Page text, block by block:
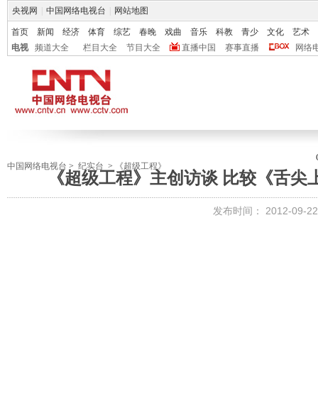
央视网 中国网络电视台 网站地图
首页 新闻 经济 体育 综艺 春晚 戏曲 音乐 科教 青少 文化
艺术
电视
频道大全 栏目大全 节目大全 直播中国 赛事直播 网络
中国网络电视台 > 纪实台 > 《超级工程》
《超级工程》主创访谈 比较《舌
发布时间： 2012-09-